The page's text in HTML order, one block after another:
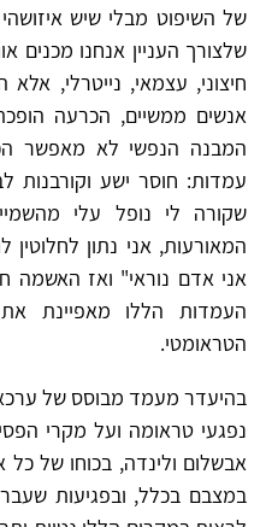
של השיפוט מבלי שיש
שלצורך העניין אנחנו מכנים
חיצוני, עצמאי, נייטרלי,
אנשים ממשיים, הכרעה
המבנה הנפשי לא מאפשר
עמדות: חוסר ישע וקורבנות
שקורה לי נופל עלי
המאורעות, אני נתון
אני אדם נוראי" ואז האשמה
העמדות הללו מאפיינת
הטראומטי.
בהיעדר מעמד מבוסס של
נפגעי טראומה ועל מקרי
אבשלום ולינדה, בכוחו של
במצבם בכלל, ובפגיעות